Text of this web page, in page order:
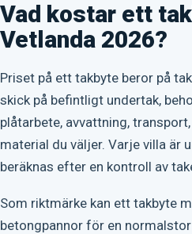
Vad kostar ett
Vetlanda 2026?
Priset på ett takbyte beror på
skick på befintligt undertak,
plåtarbete, avvattning,
material du väljer. Varje villa är
beräknas efter en kontroll av
Som riktmärke kan ett takbyte
betongpannor för en